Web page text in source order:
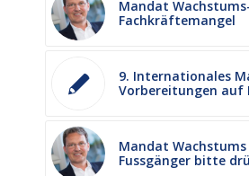
Mandat
Fachkräftemangel
9. Internationales
Vorbereitungen auf
Mandat
Fussgänger bitte